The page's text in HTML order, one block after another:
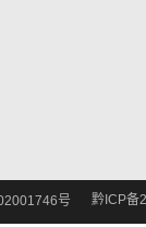
号 黔ICP备